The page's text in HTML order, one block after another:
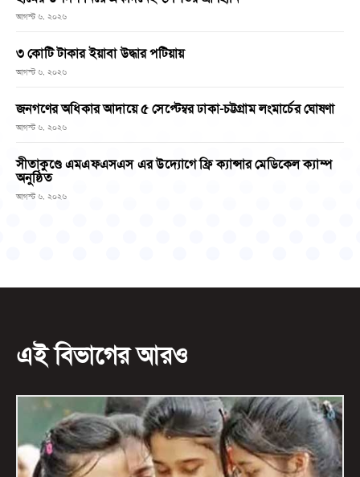
আগস্ট ৬, ২০২৬
৩ কোটি টাকার ইয়াবা উদ্ধার পটিয়ায়
আগস্ট ৬, ২০২৬
জনগণের অধিকার আদায়ে ৫ সেপ্টেম্বর ঢাকা-চট্টগ্রাম লংমার্চের ঘোষণা
আগস্ট ৬, ২০২৬
সীতাকুণ্ডে এমএফএসএস এর উদ্যোগে ফ্রি ক্যান্সার মেডিকেল ক্যাম্প
অনুষ্ঠিত
আগস্ট ৬, ২০২৬
এই বিভাগের আরও